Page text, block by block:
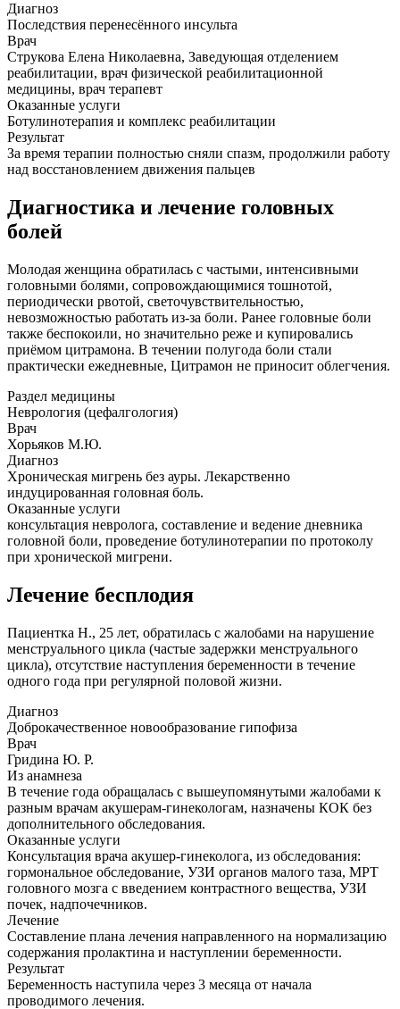
Диагноз
Последствия перенесённого инсульта
Врач
Струкова Елена Николаевна, Заведующая отделением
реабилитации, врач физической реабилитационной
медицины, врач терапевт
Оказанные услуги
Ботулинотерапия и комплекс реабилитации
Результат
За время терапии полностью сняли спазм, продолжили работу
над восстановлением движения пальцев
Диагностика и лечение головных
болей
Молодая женщина обратилась с частыми, интенсивными
головными болями, сопровождающимися тошнотой,
периодически рвотой, светочувствительностью,
невозможностью работать из-за боли. Ранее головные боли
также беспокоили, но значительно реже и купировались
приёмом цитрамона. В течении полугода боли стали
практически ежедневные, Цитрамон не приносит облегчения.
Раздел медицины
Неврология (цефалгология)
Врач
Хорьяков М.Ю.
Диагноз
Хроническая мигрень без ауры. Лекарственно
индуцированная головная боль.
Оказанные услуги
консультация невролога, составление и ведение дневника
головной боли, проведение ботулинотерапии по протоколу
при хронической мигрени.
Лечение бесплодия
Пациентка Н., 25 лет, обратилась с жалобами на нарушение
менструального цикла (частые задержки менструального
цикла), отсутствие наступления беременности в течение
одного года при регулярной половой жизни.
Диагноз
Доброкачественное новообразование гипофиза
Врач
Гридина Ю. Р.
Из анамнеза
В течение года обращалась с вышеупомянутыми жалобами к
разным врачам акушерам-гинекологам, назначены КОК без
дополнительного обследования.
Оказанные услуги
Консультация врача акушер-гинеколога, из обследования:
гормональное обследование, УЗИ органов малого таза, МРТ
головного мозга с введением контрастного вещества, УЗИ
почек, надпочечников.
Лечение
Составление плана лечения направленного на нормализацию
содержания пролактина и наступлении беременности.
Результат
Беременность наступила через 3 месяца от начала
проводимого лечения.